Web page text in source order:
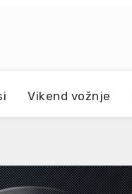
Vikend vožnje